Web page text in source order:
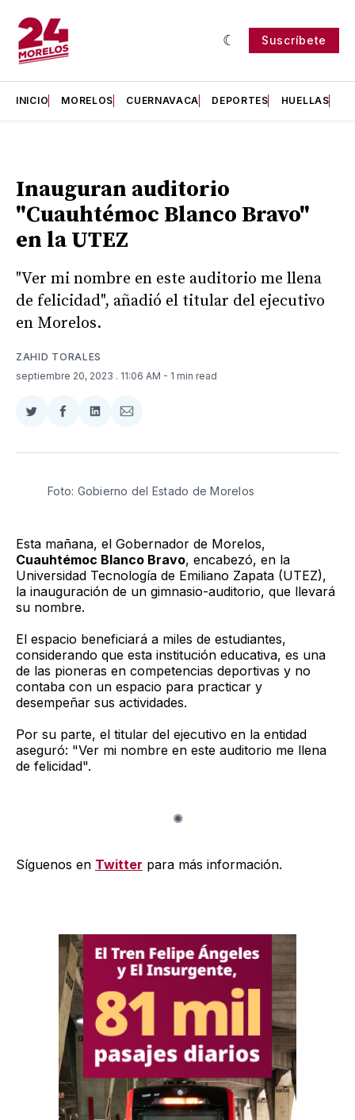
Suscríbete
INICIO MORELOS CUERNAVACA DEPORTES HUELLAS
Inauguran auditorio
"Cuauhtémoc Blanco Bravo"
en la UTEZ
"Ver mi nombre en este auditorio me llena
de felicidad", añadió el titular del ejecutivo
en Morelos.
ZAHID TORALES
septiembre 20, 2023 . 11:06 AM - 1 min read
Compartir
Twitter
Compartir
Facebook
Compartir
LinkedIn
Compartir
Email
Foto: Gobierno del Estado de Morelos
Esta mañana, el Gobernador de Morelos,
Cuauhtémoc Blanco Bravo, encabezó, en la
Universidad Tecnología de Emiliano Zapata (UTEZ),
la inauguración de un gimnasio-auditorio, que llevará
su nombre.
El espacio beneficiará a miles de estudiantes,
considerando que esta institución educativa, es una
de las pioneras en competencias deportivas y no
contaba con un espacio para practicar y
desempeñar sus actividades.
Por su parte, el titular del ejecutivo en la entidad
aseguró: "Ver mi nombre en este auditorio me llena
de felicidad".
Síguenos en Twitter para más información.